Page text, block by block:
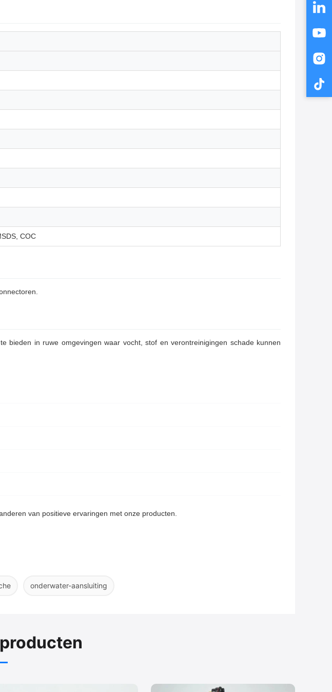
COC
bieden in ruwe omgevingen waar vocht, stof en verontreinigingen schade kunnen
van positieve ervaringen met onze producten.
onderwater-aansluiting